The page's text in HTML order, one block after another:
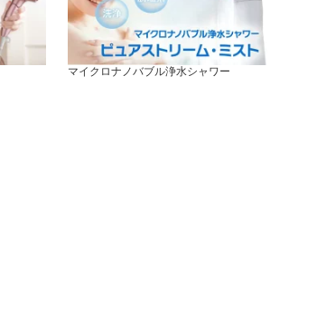
マイクロナノバブル浄水シャワー